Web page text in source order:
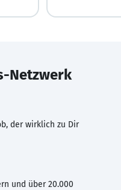
Netzwerk
der wirklich zu Dir
und über 20.000